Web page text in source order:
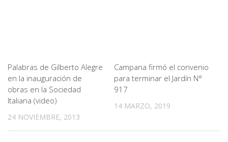
Palabras de Gilberto Alegre
en la inauguración de
obras en la Sociedad
Italiana (video)
24 NOVIEMBRE, 2013
Campana firmó el convenio
para terminar el Jardín N°
917
14 MARZO, 2019